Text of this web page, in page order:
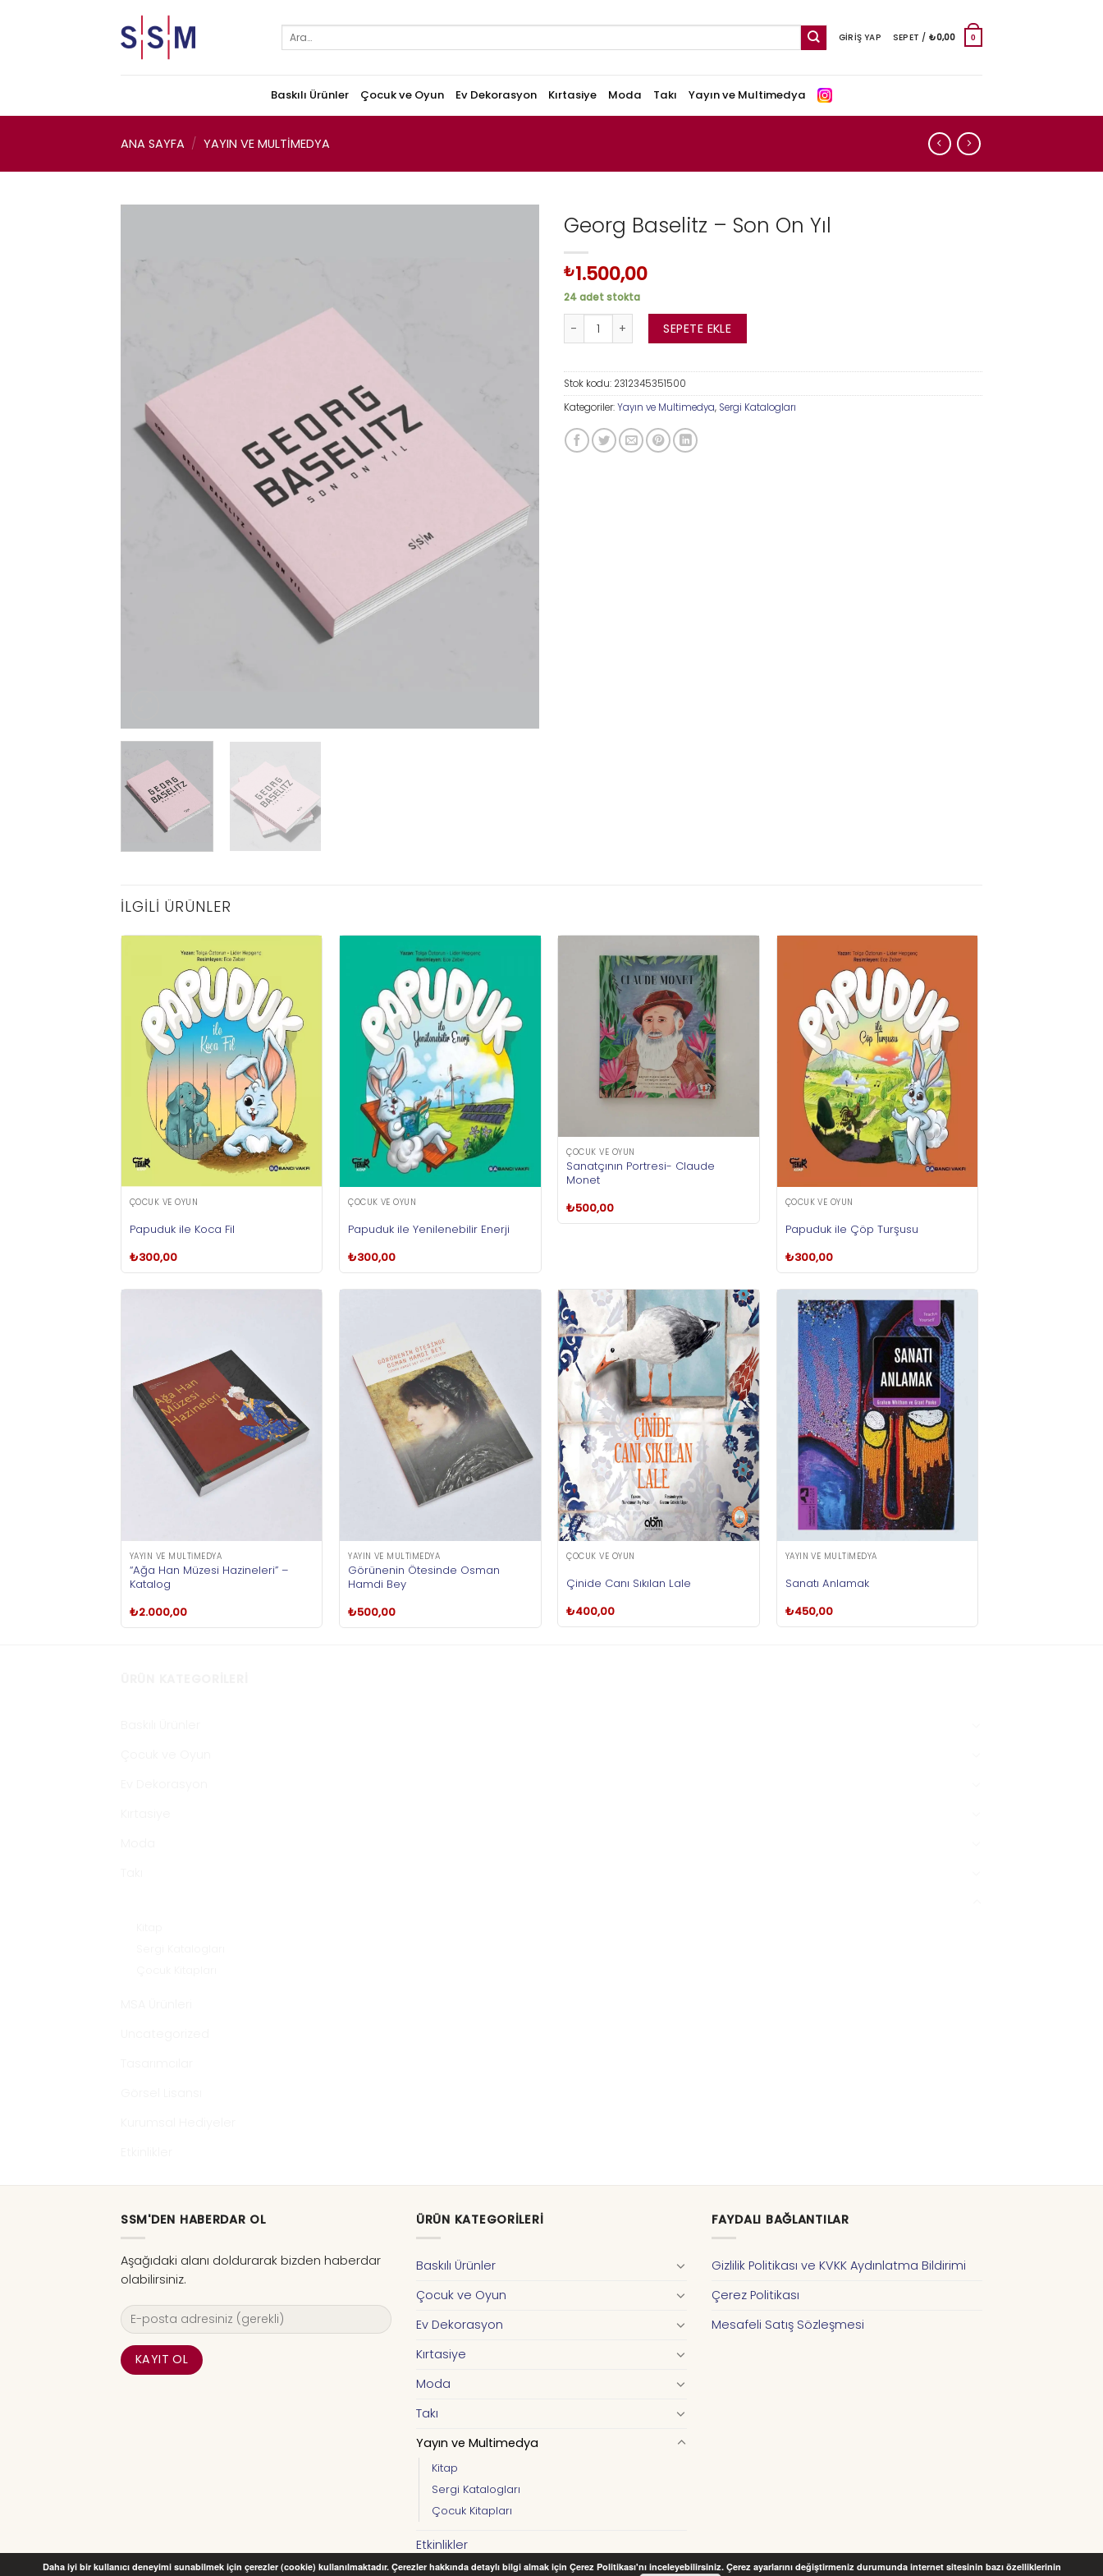
Ara:
GIRIŞ YAP SEPET / ₺0,00 0
Baskılı Ürünler Çocuk ve Oyun Ev Dekorasyon Kırtasiye Moda Takı Yayın ve Multimedya
ANA SAYFA / YAYIN VE MULTIMEDYA
Georg Baselitz – Son On Yıl
₺1.500,00
24 adet stokta
Georg Baselitz - Son On Yıl adet
SEPETE EKLE
Stok kodu: 2312345351500
Kategoriler:Yayın ve Multimedya, Sergi Katalogları
İLGILI ÜRÜNLER
ÇOCUK VE OYUN
Papuduk ile Koca Fil
₺300,00
ÇOCUK VE OYUN
Papuduk ile Yenilenebilir Enerji
₺300,00
ÇOCUK VE OYUN
Sanatçının Portresi- Claude
Monet
₺500,00 ÇOCUK VE OYUN
Papuduk ile Çöp Turşusu
₺300,00
YAYIN VE MULTIMEDYA
“Ağa Han Müzesi Hazineleri” –
Katalog
₺2.000,00
YAYIN VE MULTIMEDYA
Görünenin Ötesinde Osman
Hamdi Bey
₺500,00
ÇOCUK VE OYUN
Çinide Canı Sıkılan Lale
₺400,00
YAYIN VE MULTIMEDYA
Sanatı Anlamak
₺450,00
SSM'DEN HABERDAR OL
Aşağıdaki alanı doldurarak bizden haberdar
olabilirsiniz.
ÜRÜN KATEGORILERI
Baskılı Ürünler
Çocuk ve Oyun
Ev Dekorasyon
Kırtasiye
Moda
Takı
Yayın ve Multimedya
Kitap
Sergi Katalogları
Çocuk Kitapları
Etkinlikler
FAYDALI BAĞLANTILAR
Gizlilik Politikası ve KVKK Aydınlatma Bildirimi
Çerez Politikası
Mesafeli Satış Sözleşmesi
Daha iyi bir kullanıcı deneyimi sunabilmek için çerezler (cookie) kullanılmaktadır. Çerezler hakkında detaylı bilgi almak için Çerez Politikası'nı inceleyebilirsiniz. Çerez ayarlarını değiştirmeniz durumunda internet sitesinin bazı özelliklerinin